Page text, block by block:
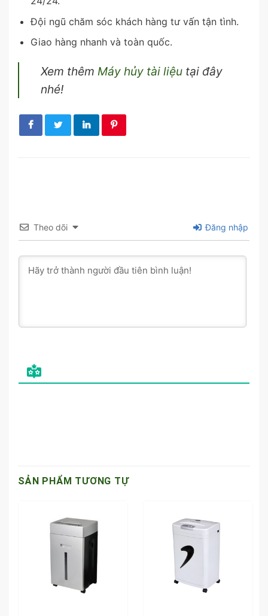
Đội ngũ chăm sóc khách hàng tư vấn tận tình.
Giao hàng nhanh và toàn quốc.
Xem thêm Máy hủy tài liệu tại đây
nhé!
Theo dõi Đăng nhập
SẢN PHẨM TƯƠNG TỰ